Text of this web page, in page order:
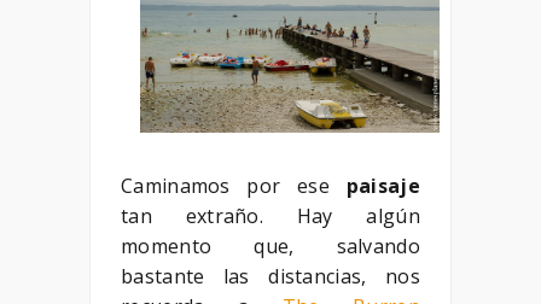
Caminamos por ese paisaje
tan extraño. Hay algún
momento que, salvando
bastante las distancias, nos